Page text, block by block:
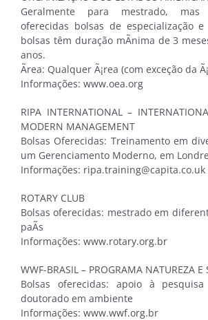
Geralmente para mestrado,
oferecidas bolsas de especialização
bolsas têm duração mÃ­nima de 3
anos.
Ãrea: Qualquer Ã¡rea (com exceção da
Informações: www.oea.org
RIPA INTERNATIONAL –
MODERN MANAGEMENT
Bolsas Oferecidas: Treinamento em
um Gerenciamento Moderno, em
Informações: ripa.training@capita.co.uk
ROTARY CLUB
Bolsas oferecidas: mestrado em
paÃ­s
Informações: www.rotary.org.br
WWF-BRASIL – PROGRAMA NATUREZA E
Bolsas oferecidas: apoio à
doutorado em ambiente
Informações: www.wwf.org.br